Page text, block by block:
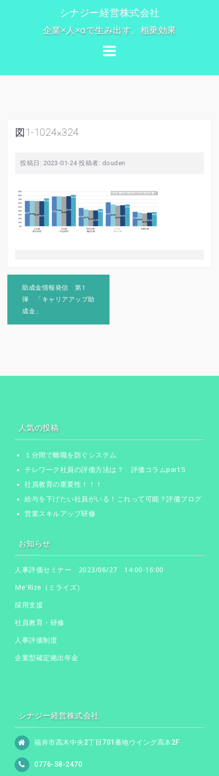
シナジー経営株式会社
企業×人×αで生み出す、相乗効果
図1-1024×324
投稿日: 2023-01-24投稿者: douden
ー
助成金情報発信 第1
弾 「キャリアアップ助
成金」
人気の投稿
１分間で離職を防ぐシステム
テレワーク社員の評価方法は？ 評価コラムpart５
社員教育の重要性！！！
給与を下げたい社員がいる！これって可能？評価ブログ
営業スキルアップ研修
お知らせ
人事評価セミナー 2023/06/27 14:00-16:00
Me'Rize（ミライズ）
採用支援
社員教育・研修
人事評価制度
企業型確定拠出年金
シナジー経営株式会社
福井市高木中央2丁目701番地ウイング高木2F
0776-58-2470